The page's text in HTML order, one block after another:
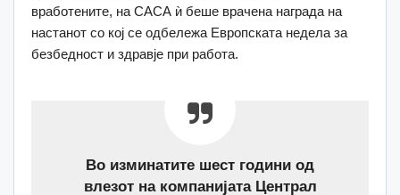
вработените, на САСА ѝ беше врачена награда на
настанот со кој се одбележа Европската недела за
безбедност и здравје при работа.
Во изминатите шест години од
влезот на компанијата Централ